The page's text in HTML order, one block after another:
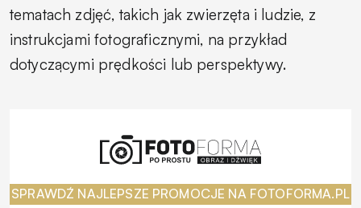
tematach zdjęć, takich jak zwierzęta i ludzie, z
instrukcjami fotograficznymi, na przykład
dotyczącymi prędkości lub perspektywy.
SPRAWDŹ NAJLEPSZE PROMOCJE NA FOTOFORMA.PL